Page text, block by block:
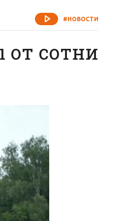
#НОВОСТИ
от сотни